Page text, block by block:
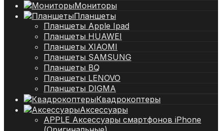
Мониторы
Планшеты
Планшеты Apple Ipad
Планшеты HUAWEI
Планшеты XIAOMI
Планшеты SAMSUNG
Планшеты BQ
Планшеты LENOVO
Планшеты DIGMA
Квадрокоптеры
Аксессуары
APPLE Аксессуары смартфонов iPhone